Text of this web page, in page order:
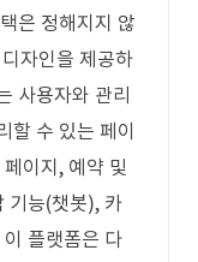
은 정해지지 않
자인을 제공하
사용자와 관리
할 수 있는 페이
이지, 예약 및
기능(챗봇), 카
플랫폼은 다